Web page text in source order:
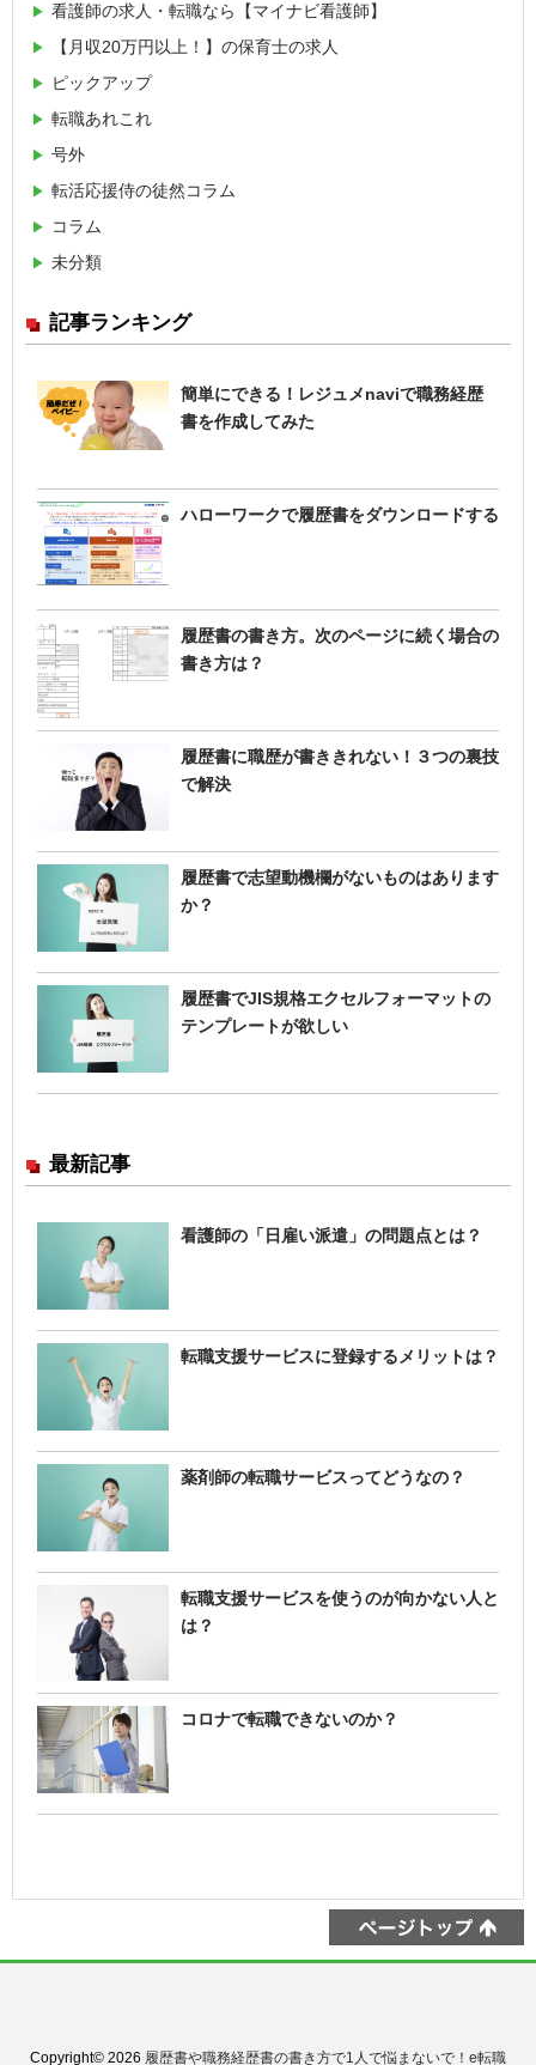
看護師の求人・転職なら【マイナビ看護師】
【月収20万円以上！】の保育士の求人
ピックアップ
転職あれこれ
号外
転活応援侍の徒然コラム
コラム
未分類
記事ランキング
簡単にできる！レジュメnaviで職務経歴
書を作成してみた
ハローワークで履歴書をダウンロードする
履歴書の書き方。次のページに続く場合の
書き方は？
履歴書に職歴が書ききれない！３つの裏技
で解決
履歴書で志望動機欄がないものはあります
か？
履歴書でJIS規格エクセルフォーマットの
テンプレートが欲しい
最新記事
看護師の「日雇い派遣」の問題点とは？
転職支援サービスに登録するメリットは？
薬剤師の転職サービスってどうなの？
転職支援サービスを使うのが向かない人と
は？
コロナで転職できないのか？
Copyright© 2026 履歴書や職務経歴書の書き方で1人で悩まないで！e転職